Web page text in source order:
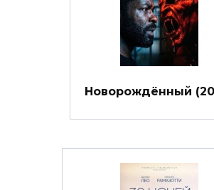
Новорождённый